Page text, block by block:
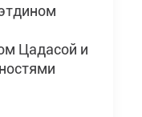
Цадасой и